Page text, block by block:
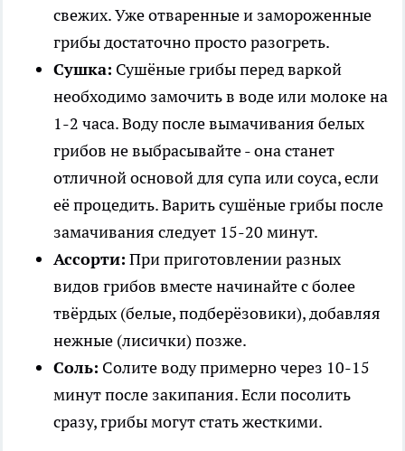
свежих. Уже отваренные и замороженные
грибы достаточно просто разогреть.
Сушка: Сушёные грибы перед варкой
необходимо замочить в воде или молоке на
1-2 часа. Воду после вымачивания белых
грибов не выбрасывайте - она станет
отличной основой для супа или соуса, если
её процедить. Варить сушёные грибы после
замачивания следует 15-20 минут.
Ассорти: При приготовлении разных
видов грибов вместе начинайте с более
твёрдых (белые, подберёзовики), добавляя
нежные (лисички) позже.
Соль: Солите воду примерно через 10-15
минут после закипания. Если посолить
сразу, грибы могут стать жесткими.